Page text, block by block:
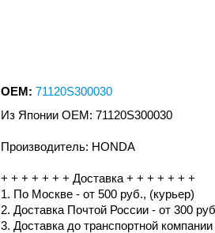
OEM: 71120S300030
Из Японии OEM: 71120S300030
Производитель: HONDA
+ + + + + + + Доставка + + + + + + +
1. По Москве - от 500 руб., (курьер)
2. Доставка Почтой России - от 300
3. Доставка до транспортной